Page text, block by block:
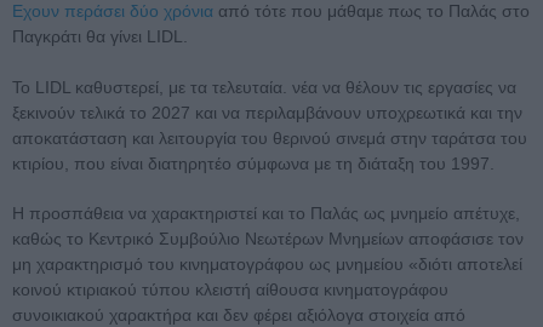
Εχουν περάσει δύο χρόνια από τότε που μάθαμε πως το Παλάς στο
Παγκράτι θα γίνει LIDL.
Το LIDL καθυστερεί, με τα τελευταία. νέα να θέλουν τις εργασίες να
ξεκινούν τελικά το 2027 και να περιλαμβάνουν υποχρεωτικά και την
αποκατάσταση και λειτουργία του θερινού σινεμά στην ταράτσα του
κτιρίου, που είναι διατηρητέο σύμφωνα με τη διάταξη του 1997.
Η προσπάθεια να χαρακτηριστεί και το Παλάς ως μνημείο απέτυχε,
καθώς το Κεντρικό Συμβούλιο Νεωτέρων Μνημείων αποφάσισε τον
μη χαρακτηρισμό του κινηματογράφου ως μνημείου «διότι αποτελεί
κοινού κτιριακού τύπου κλειστή αίθουσα κινηματογράφου
συνοικιακού χαρακτήρα και δεν φέρει αξιόλογα στοιχεία από